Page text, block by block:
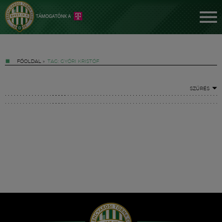
FŐOLDAL » TAG: GYŐRI KRISTÓF
SZŰRÉS
Hírek